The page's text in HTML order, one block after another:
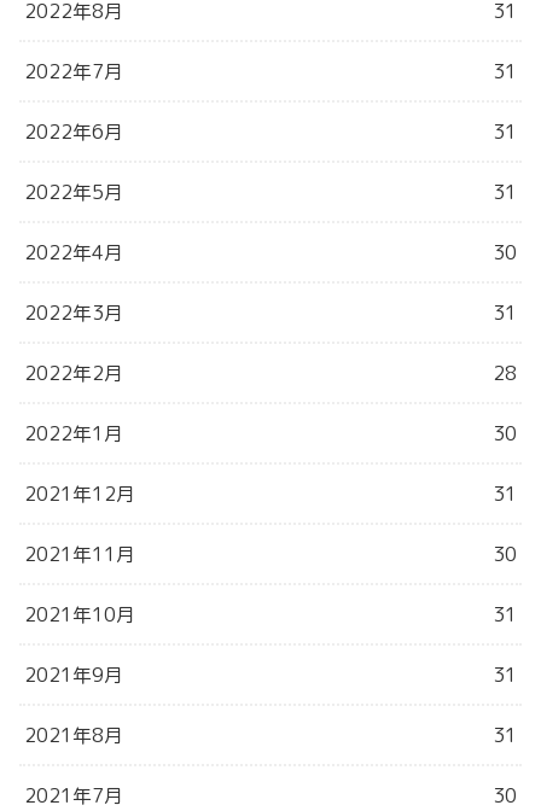
2022年8月 31
2022年7月 31
2022年6月 31
2022年5月 31
2022年4月 30
2022年3月 31
2022年2月 28
2022年1月 30
2021年12月 31
2021年11月 30
2021年10月 31
2021年9月 31
2021年8月 31
2021年7月 30